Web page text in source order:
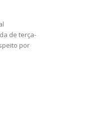
de terça-
por